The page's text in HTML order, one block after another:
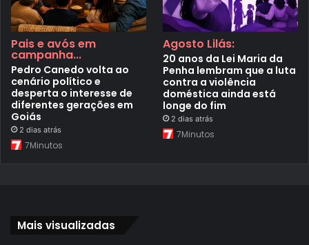
Pais e avós em
campanha...
Pedro Canedo volta ao
cenário político e
desperta o interesse de
diferentes gerações em
Goiás
2 dias atrás
7Minutos
Agosto Lilás:
20 anos da Lei Maria da
Penha lembram que a luta
contra a violência
doméstica ainda está
longe do fim
2 dias atrás
7Minutos
Mais visualizadas